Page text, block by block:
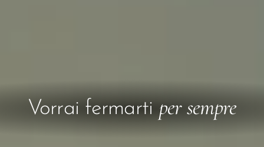
Vorrai fermarti per sempre